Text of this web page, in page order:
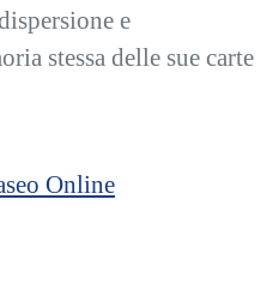
e
stessa delle sue carte
Online